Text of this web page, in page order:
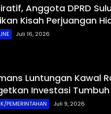
Anggota DPRD
Kisah Perjuangan
Juli 16, 2026
Luntungan Kawal
Investasi
PEMERINTAHAN Juli 9, 2026